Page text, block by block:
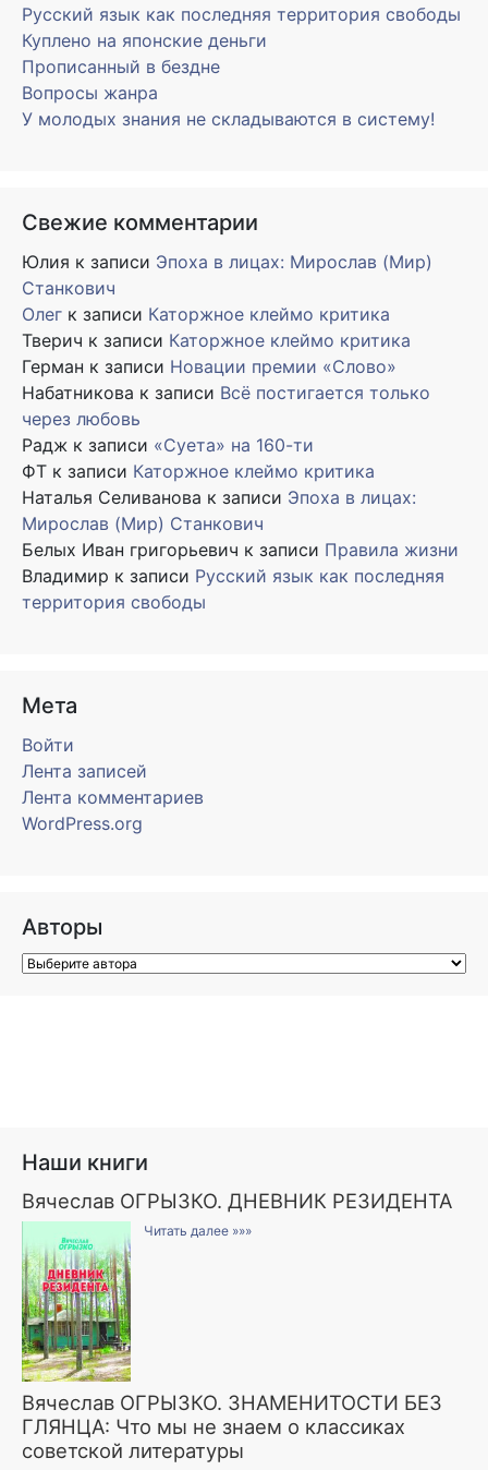
Русский язык как последняя территория свободы
Куплено на японские деньги
Прописанный в бездне
Вопросы жанра
У молодых знания не складываются в систему!
Свежие комментарии
Юлия к записи Эпоха в лицах: Мирослав (Мир)
Станкович
Олег к записи Каторжное клеймо критика
Тверич к записи Каторжное клеймо критика
Герман к записи Новации премии «Слово»
Набатникова к записи Всё постигается только
через любовь
Радж к записи «Суета» на 160-ти
ФТ к записи Каторжное клеймо критика
Наталья Селиванова к записи Эпоха в лицах:
Мирослав (Мир) Станкович
Белых Иван григорьевич к записи Правила жизни
Владимир к записи Русский язык как последняя
территория свободы
Мета
Войти
Лента записей
Лента комментариев
WordPress.org
Авторы
Наши книги
Вячеслав ОГРЫЗКО. ДНЕВНИК РЕЗИДЕНТА
Читать далее »»»
Вячеслав ОГРЫЗКО. ЗНАМЕНИТОСТИ БЕЗ
ГЛЯНЦА: Что мы не знаем о классиках
советской литературы